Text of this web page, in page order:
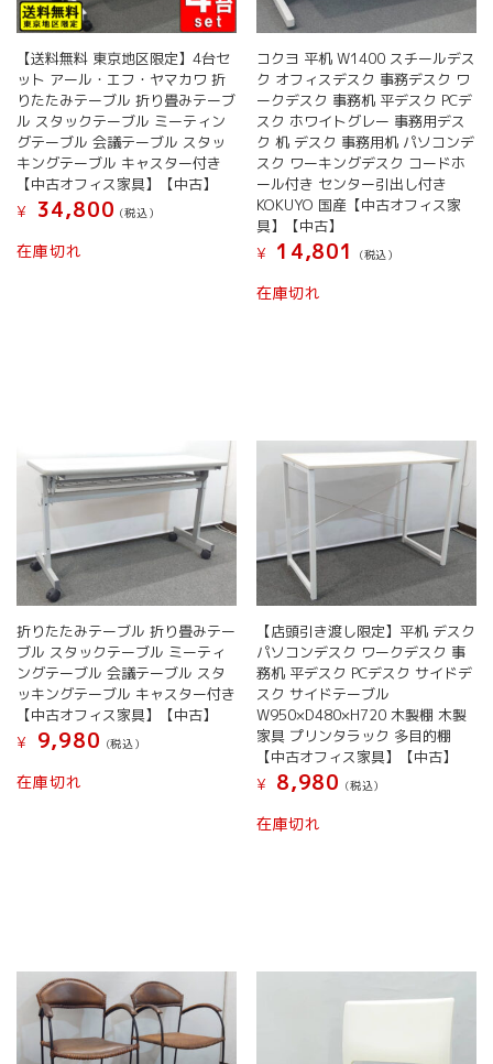
【送料無料 東京地区限定】4台セ
ット アール・エフ・ヤマカワ 折
りたたみテーブル 折り畳みテーブ
ル スタックテーブル ミーティン
グテーブル 会議テーブル スタッ
キングテーブル キャスター付き
【中古オフィス家具】【中古】
¥
34,800 (税込）
在庫切れ
コクヨ 平机 W1400 スチールデス
ク オフィスデスク 事務デスク ワ
ークデスク 事務机 平デスク PCデ
スク ホワイトグレー 事務用デス
ク 机 デスク 事務用机 パソコンデ
スク ワーキングデスク コードホ
ール付き センター引出し付き
KOKUYO 国産【中古オフィス家
具】【中古】
¥
14,801 (税込）
在庫切れ
折りたたみテーブル 折り畳みテー
ブル スタックテーブル ミーティ
ングテーブル 会議テーブル スタ
ッキングテーブル キャスター付き
【中古オフィス家具】【中古】
¥
9,980 (税込）
在庫切れ
【店頭引き渡し限定】平机 デスク
パソコンデスク ワークデスク 事
務机 平デスク PCデスク サイドデ
スク サイドテーブル
W950×D480×H720 木製棚 木製
家具 プリンタラック 多目的棚
【中古オフィス家具】【中古】
¥
8,980 (税込）
在庫切れ